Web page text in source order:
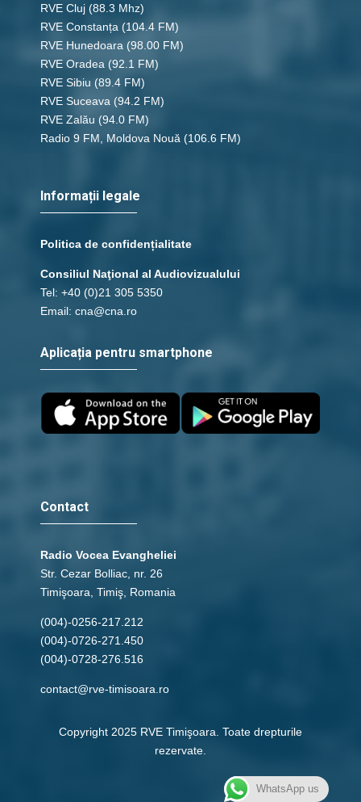
RVE Cluj (88.3 Mhz)
RVE Constanța (104.4 FM)
RVE Hunedoara (98.00 FM)
RVE Oradea (92.1 FM)
RVE Sibiu (89.4 FM)
RVE Suceava (94.2 FM)
RVE Zalău (94.0 FM)
Radio 9 FM, Moldova Nouă (106.6 FM)
Informații legale
Politica de confidențialitate
Consiliul Naţional al Audiovizualului
Tel: +40 (0)21 305 5350
Email: cna@cna.ro
Aplicația pentru smartphone
Contact
Radio Vocea Evangheliei
Str. Cezar Bolliac, nr. 26
Timişoara, Timiş, Romania
(004)-0256-217.212
(004)-0726-271.450
(004)-0728-276.516
contact@rve-timisoara.ro
Copyright 2025 RVE Timişoara. Toate drepturile
rezervate.
WhatsApp us